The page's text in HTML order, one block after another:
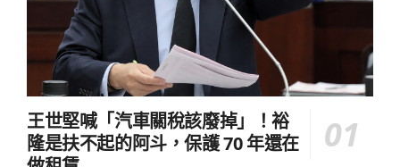
王世堅喊「汽車關稅該廢掉」！裕
隆是扶不起的阿斗，保護 70 年還在